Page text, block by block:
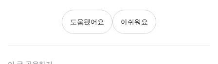
도움됐어요 아쉬워요